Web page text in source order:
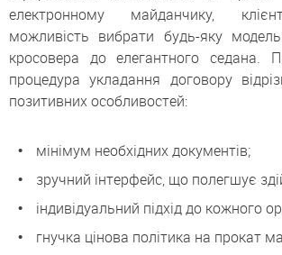
електронному майданчику,
можливість вибрати будь-яку
кросовера до елегантного седана.
процедура укладання договору
позитивних особливостей:
мінімум необхідних документів;
зручний інтерфейс, що полегшує
індивідуальний підхід до кожного
гнучка цінова політика на прокат